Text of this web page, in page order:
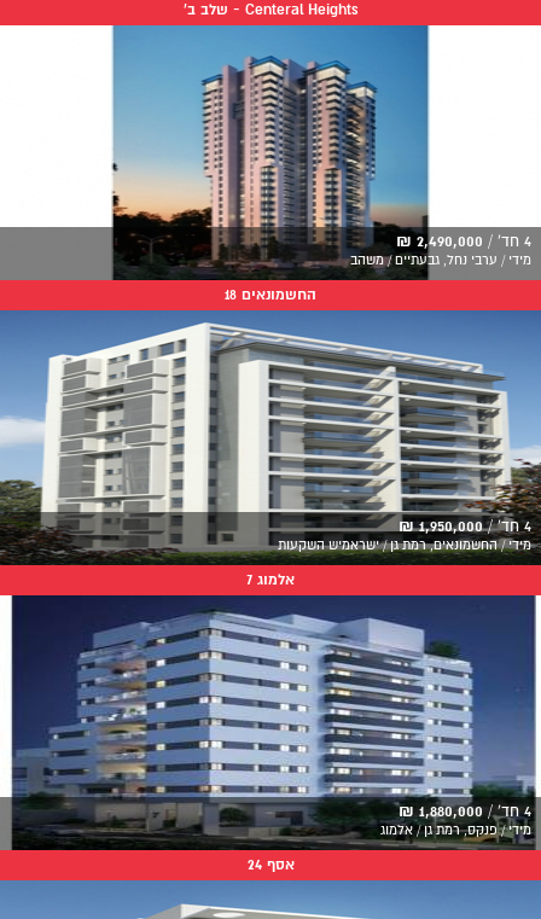
Centeral Heights - שלב ב'
4 חד' / 2,490,000 ₪
מידי / ערבי נחל, גבעתיים / משהב
החשמונאים 18
4 חד' / 1,950,000 ₪
מידי / החשמונאים, רמת גן / ישראמיש השקעות
אלמוג 7
4 חד' / 1,880,000 ₪
מידי / פנקס, רמת גן / אלמוג
אסף 24